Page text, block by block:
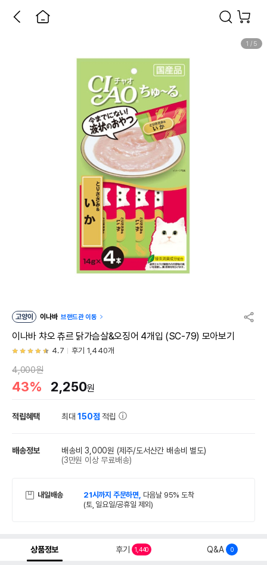
1 / 5
고양이 이나바 브랜드관 이동
이나바 챠오 츄르 닭가슴살&오징어 4개입 (SC-79) 모아보기
4.7 후기 1,440개
4,000원
43% 2,250원
적립혜택 최대150점 적립
배송정보 배송비 3,000원 (제주/도서산간 배송비 별도)
(3만원 이상 무료배송)
내일배송 21시까지 주문하면, 다음날 95% 도착
(토, 일요일/공휴일 제외)
상품정보 후기 1,440 Q&A 0